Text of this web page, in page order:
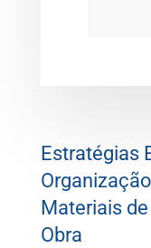
Estratégias
Materiais
Obra